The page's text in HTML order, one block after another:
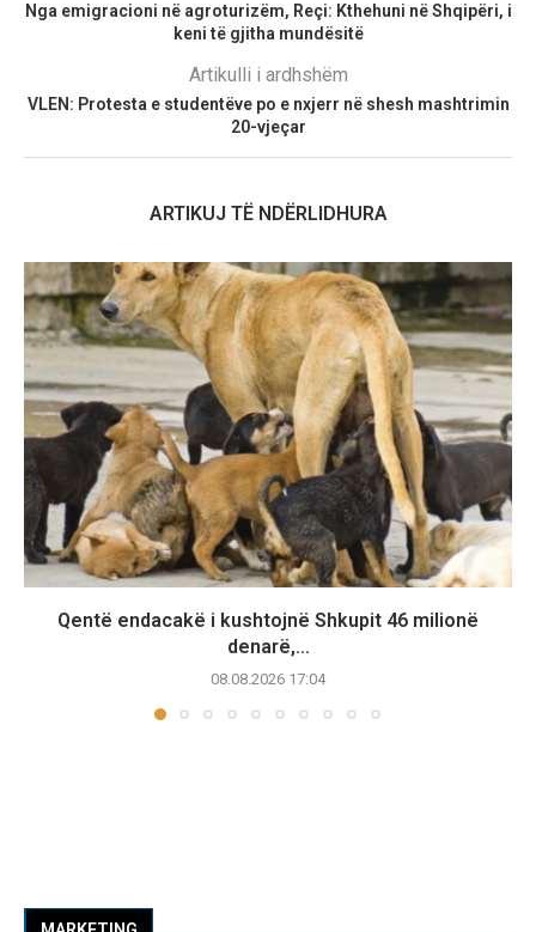
Nga emigracioni në agroturizëm, Reçi: Kthehuni në Shqipëri, i
keni të gjitha mundësitë
Artikulli i ardhshëm
VLEN: Protesta e studentëve po e nxjerr në shesh mashtrimin
20-vjeçar
ARTIKUJ TË NDËRLIDHURA
Qentë endacakë i kushtojnë Shkupit 46 milionë
denarë,...
08.08.2026 17:04